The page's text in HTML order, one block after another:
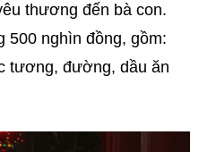
thương đến bà con.
500 nghìn đồng, gồm:
tương, đường, dầu ăn